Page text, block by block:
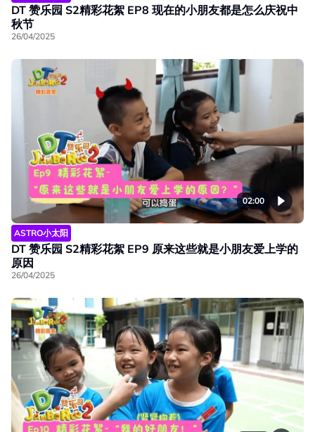
DT 赞乐园 S2精彩花絮 EP8 现在的小朋友都是怎么庆祝中
秋节
26/04/2025
02:00
ASTRO小太阳
DT 赞乐园 S2精彩花絮 EP9 原来这些就是小朋友爱上学的
原因
26/04/2025